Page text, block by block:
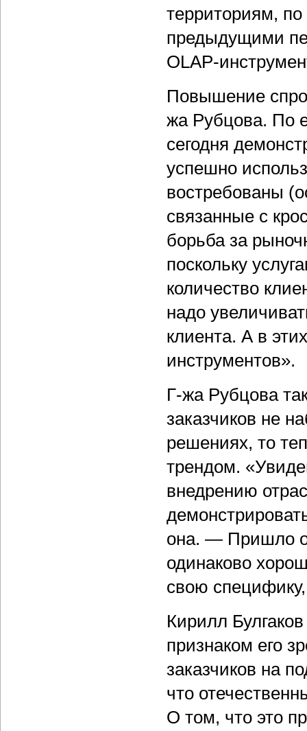
территориям,
предыдущими
OLAP-
Повышение
жа Рубцова. По
сегодня
успешно
востребованы
связанные с
борьба за
поскольку
количество
надо
клиента. А в
инструментов».
Г-жа Рубцова
заказчиков не
решениях, то
трендом.
внедрению
она. — Пришло
одинаково
свою специфику,
Кирилл
признаком его
заказчиков на
что
О том, что это